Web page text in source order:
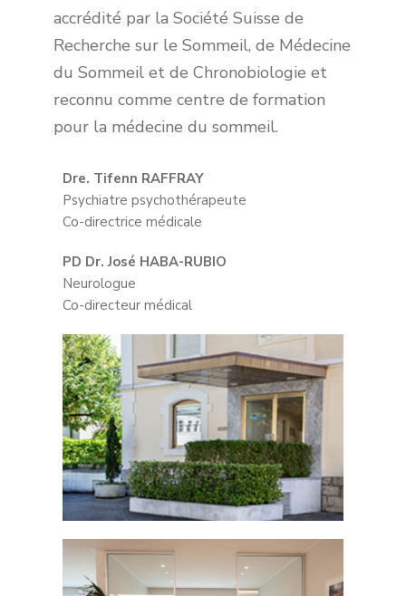
accrédité par la Société Suisse de
Recherche sur le Sommeil, de Médecine
du Sommeil et de Chronobiologie et
reconnu comme centre de formation
pour la médecine du sommeil.
Dre. Tifenn RAFFRAY
Psychiatre psychothérapeute
Co-directrice médicale
PD Dr. José HABA-RUBIO
Neurologue
Co-directeur médical